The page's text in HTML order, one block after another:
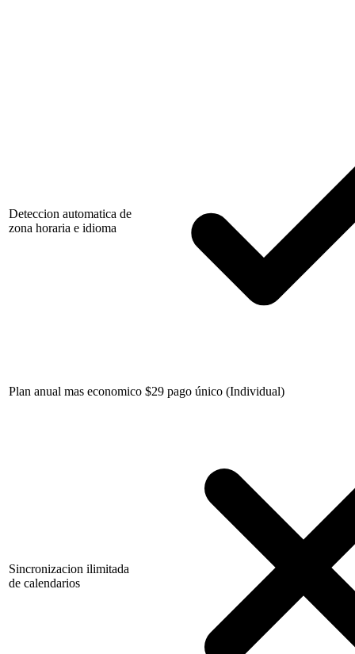
Deteccion automatica de
zona horaria e idioma
Plan anual mas economico $29 pago único (Individual)
Sincronizacion ilimitada
de calendarios